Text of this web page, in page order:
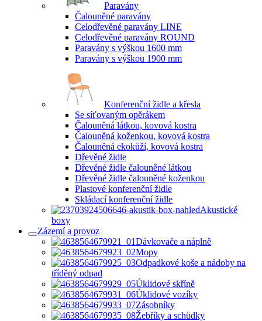
Paravány
Čalouněné paravány
Celodřevěné paravány LINE
Celodřevěné paravány ROUND
Paravány s výškou 1600 mm
Paravány s výškou 1900 mm
Konferenční židle a křesla
Se síťovaným opěrákem
Čalouněná látkou, kovová kostra
Čalouněná koženkou, kovová kostra
Čalouněná ekokůží, kovová kostra
Dřevěné židle
Dřevěné židle čalouněné látkou
Dřevěné židle čalouněné koženkou
Plastové konferenční židle
Skládací konferenční židle
Akustické
boxy
Zázemí a provoz
Dávkovače a náplně
Mopy
Odpadkové koše a nádoby na
tříděný odpad
Úklidové skříně
Úklidové vozíky
Zásobníky
Žebříky a schůdky